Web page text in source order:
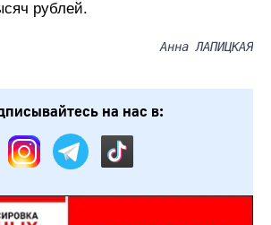
рублей.
Анна ЛАПИЦКАЯ
на нас в: